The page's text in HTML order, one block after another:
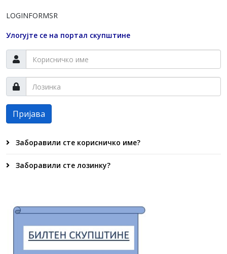
LOGINFORMSR
Улогујте се на портал скупштине
Пријава
Заборавили сте корисничко име?
Заборавили сте лозинку?